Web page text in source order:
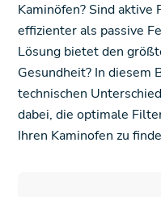
Kaminöfen? Sind aktive
effizienter als passive
Lösung bietet den
Gesundheit? In diesem
technischen
dabei, die optimale
Ihren Kaminofen zu